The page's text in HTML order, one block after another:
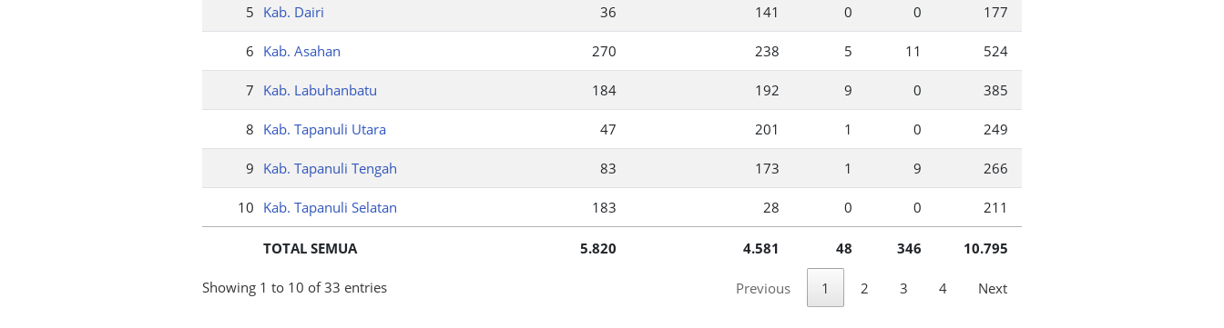
5 Kab. Dairi 36 141 0 0 177
6 Kab. Asahan 270 238 5 11 524
7 Kab. Labuhanbatu 184 192 9 0 385
8 Kab. Tapanuli Utara 47 201 1 0 249
9 Kab. Tapanuli Tengah 83 173 1 9 266
10 Kab. Tapanuli Selatan 183 28 0 0 211
TOTAL SEMUA 5.820 4.581 48 346 10.795
Showing 1 to 10 of 33 entries Previous 1 2 3 4 Next